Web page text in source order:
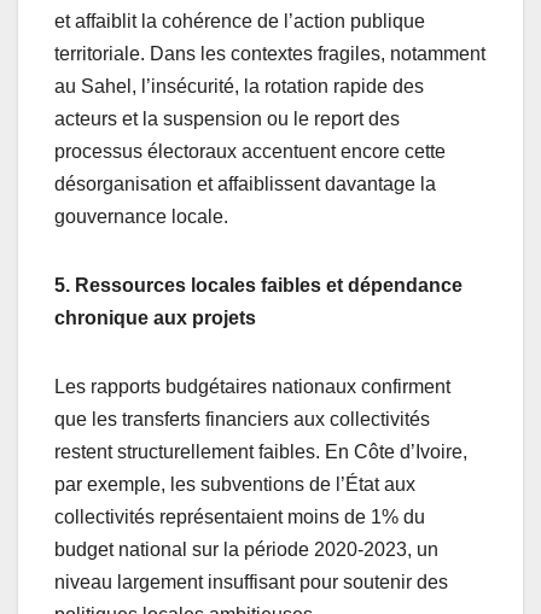
et affaiblit la cohérence de l’action publique
territoriale. Dans les contextes fragiles, notamment
au Sahel, l’insécurité, la rotation rapide des
acteurs et la suspension ou le report des
processus électoraux accentuent encore cette
désorganisation et affaiblissent davantage la
gouvernance locale.
5. Ressources locales faibles et dépendance
chronique aux projets
Les rapports budgétaires nationaux confirment
que les transferts financiers aux collectivités
restent structurellement faibles. En Côte d’Ivoire,
par exemple, les subventions de l’État aux
collectivités représentaient moins de 1% du
budget national sur la période 2020-2023, un
niveau largement insuffisant pour soutenir des